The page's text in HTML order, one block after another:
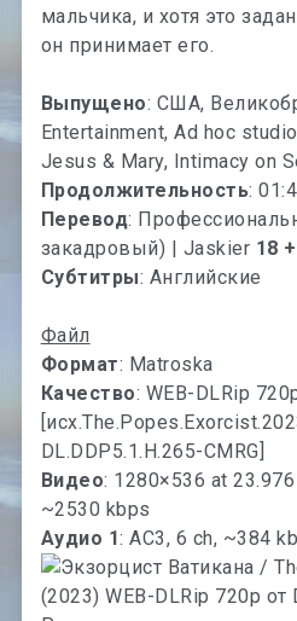
мальчика, и хотя это
он принимает его.
Выпущено: США,
Entertainment, Ad hoc
Jesus & Mary, Intimacy on
Продолжительность:
Перевод:
закадровый) | Jaskier 18 +
Субтитры: Английские
Файл
Формат: Matroska
Качество: WEB-DLRip
DL.DDP5.1.H.265-CMRG]
Видео: 1280×536 at
~2530 kbps
Аудио 1: AC3, 6 ch, ~384